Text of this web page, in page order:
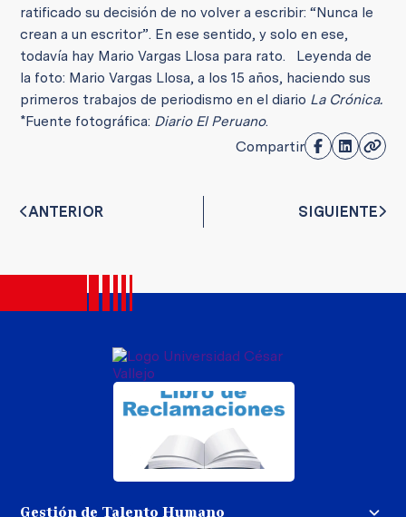
ratificado su decisión de no volver a escribir: “Nunca le
crean a un escritor”. En ese sentido, y solo en ese,
todavía hay Mario Vargas Llosa para rato. Leyenda de
la foto: Mario Vargas Llosa, a los 15 años, haciendo sus
primeros trabajos de periodismo en el diario La Crónica.
*Fuente fotográfica: Diario El Peruano.
Compartir
ANTERIOR SIGUIENTE
Gestión de Talento Humano